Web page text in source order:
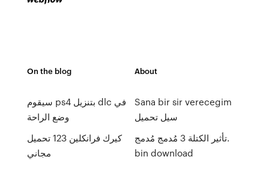
On the blog
سيقوم ps4 بتنزيل dlc في
وضع الراحة
كيرك فرانكلين 123 تحميل
مجاني
About
Sana bir sir verecegim
سيل تحميل
تأثير الكتلة 3 مُدمج مُدمج.
bin download